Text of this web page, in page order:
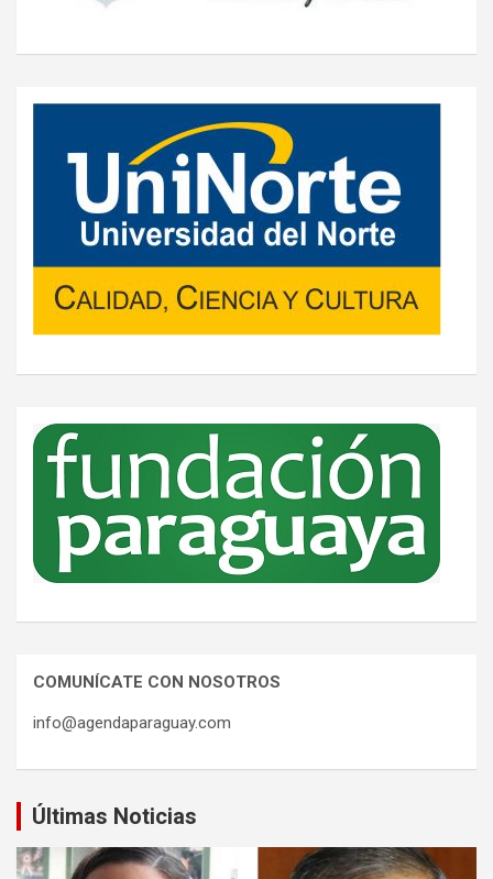
COMUNÍCATE CON NOSOTROS
info@agendaparaguay.com
Últimas Noticias